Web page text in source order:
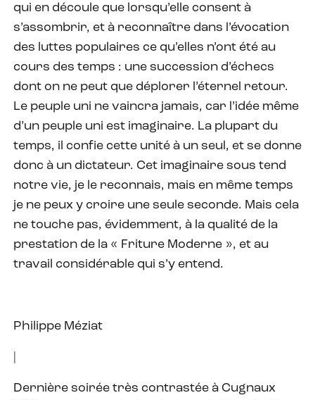
qui en découle que lorsqu’elle consent à
s’assombrir, et à reconnaître dans l’évocation
des luttes populaires ce qu’elles n’ont été au
cours des temps : une succession d’échecs
dont on ne peut que déplorer l’éternel retour.
Le peuple uni ne vaincra jamais, car l’idée même
d’un peuple uni est imaginaire. La plupart du
temps, il confie cette unité à un seul, et se donne
donc à un dictateur. Cet imaginaire sous tend
notre vie, je le reconnais, mais en même temps
je ne peux y croire une seule seconde. Mais cela
ne touche pas, évidemment, à la qualité de la
prestation de la « Friture Moderne », et au
travail considérable qui s’y entend.
Philippe Méziat
Dernière soirée très contrastée à Cugnaux